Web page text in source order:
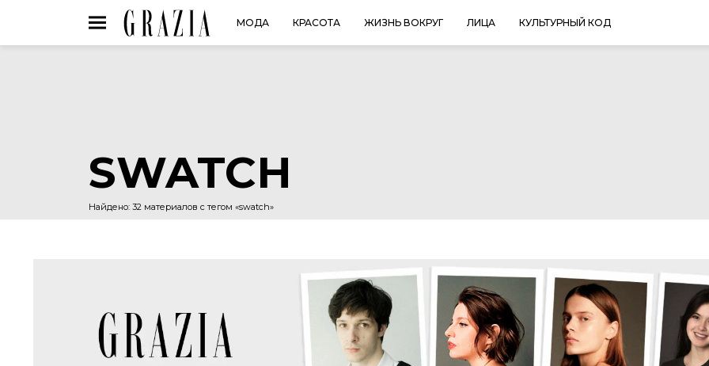
МОДА КРАСОТА ЖИЗНЬ ВОКРУГ ЛИЦА КУЛЬТУРНЫЙ КОД
SWATCH
Найдено: 32 материалов с тегом «swatch»